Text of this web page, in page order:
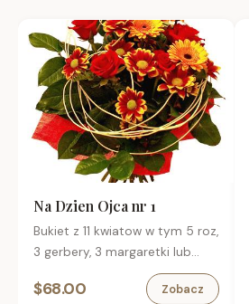
Na Dzien Ojca nr 1
Bukiet z 11 kwiatow w tym 5 roz,
3 gerbery, 3 margaretki lub
santini z przybraniem.
$68.00 Zobacz